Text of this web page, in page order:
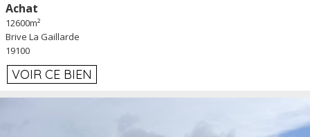
Achat
12600m²
Brive La Gaillarde
19100
VOIR CE BIEN